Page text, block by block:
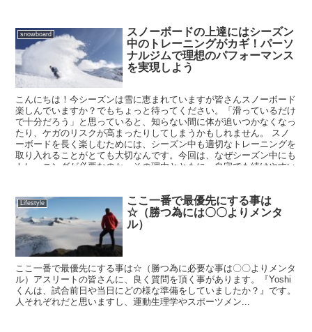
snowboard
スノーボードの上達にはシーズン
中のトレーニングがカギ！パーソ
ナルジムで理想のパフォーマンス
を実現しよう
こんにちは！今シーズンは雪に恵まれていますが皆さんスノーボード
楽しんでいますか？でもちょっと待ってください。「滑っているだけ
で十分だろう」と思っていると、知らない間に体が追いつかなくなっ
たり、ケガのリスクが高まったりしてしまうかもしれません。 スノ
ーボードを長く楽しむためには、シーズン中も適切なトレーニングを
取り入れることがとても大切なんです。今回は、なぜシーズン中にも
トレーニングが必要なのか、その理由とともに、自宅でも続けやすい
Lifestyle
ここ一番で最優先にする事は
☆（勝つ為には〇〇よりメンタ
ル）
ここ一番で最優先にする事は☆（勝つ為に必要な事は〇〇よりメンタ
ル）アスリートの皆さんに、良く質問を頂く事があります。『Yoshi
くんは、試合前日や当日にどの様な準備をしていましたか？』です。
人それぞれだと思いますし、運動生理学やスポーツメン...